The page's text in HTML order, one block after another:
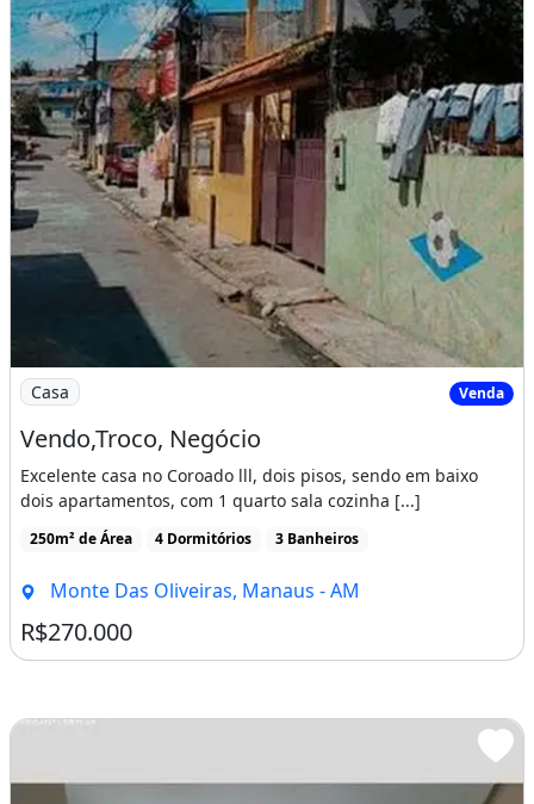
Imagem: Vendo,Troco, Negócio
Casa Venda
Vendo,Troco, Negócio
Excelente casa no Coroado lll, dois pisos, sendo em baixo
dois apartamentos, com 1 quarto sala cozinha [...]
250m² de Área 4 Dormitórios 3 Banheiros
Monte Das Oliveiras, Manaus - AM
R$270.000